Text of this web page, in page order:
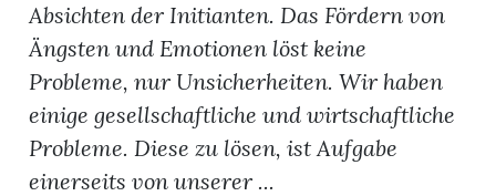
E-
Paper
Newsletter
App
Absichten der Initianten. Das Fördern von
Ängsten und Emotionen löst keine
Probleme, nur Unsicherheiten. Wir haben
einige gesellschaftliche und wirtschaftliche
Probleme. Diese zu lösen, ist Aufgabe
einerseits von unserer ...